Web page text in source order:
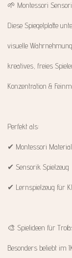
🌱 Montessori
Diese Spiegelplatte
visuelle
kreatives, freies
Konzentration &
Perfekt als:
✔ Montessori Material
✔ Sensorik Spielzeug
✔ Lernspielzeug für
🎨 Spielideen für
Besonders beliebt im